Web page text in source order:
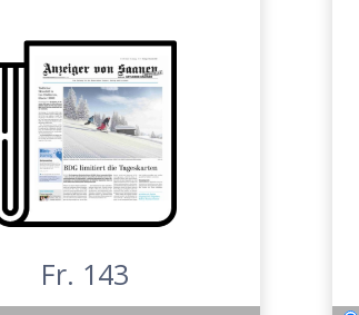
Fr. 143